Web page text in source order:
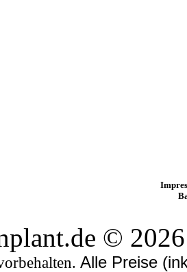
©
Alle Preise